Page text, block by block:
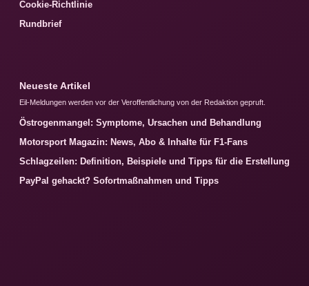
Cookie-Richtlinie
Rundbrief
Neueste Artikel
Eil-Meldungen werden vor der Veroffentlichung von der Redaktion gepruft.
Östrogenmangel: Symptome, Ursachen und Behandlung
Motorsport Magazin: News, Abo & Inhalte für F1-Fans
Schlagzeilen: Definition, Beispiele und Tipps für die Erstellung
PayPal gehackt? Sofortmaßnahmen und Tipps